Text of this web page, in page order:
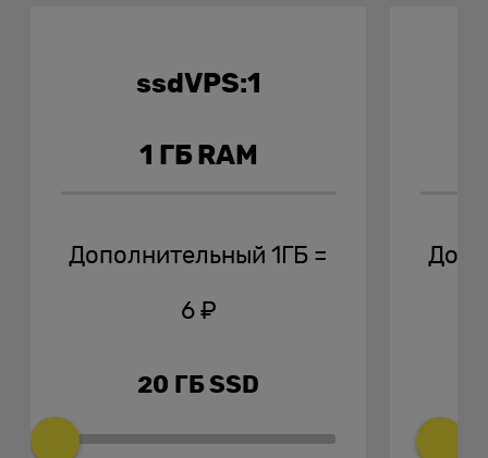
ssdVPS:1
1 ГБ RAM
Дополнительный 1ГБ =
6₽
20 ГБSSD